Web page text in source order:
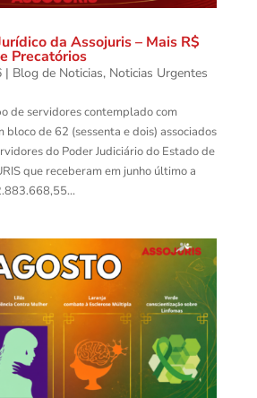
da Assojuris – Mais R$
Precatórios
| Blog de Noticias, Noticias Urgentes
de servidores contemplado com
bloco de 62 (sessenta e dois) associados
do Poder Judiciário do Estado de
que receberam em junho último a